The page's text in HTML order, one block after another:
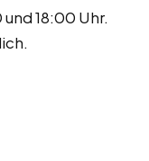
18:00 Uhr.